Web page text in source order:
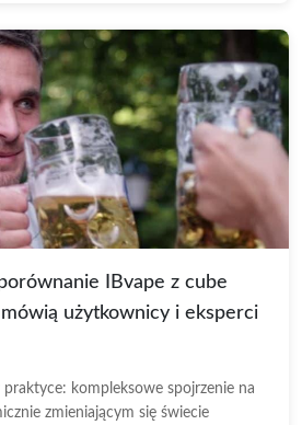
IBvape z cube
użytkownicy i eksperci
praktyce: kompleksowe spojrzenie na
zmieniającym się świecie